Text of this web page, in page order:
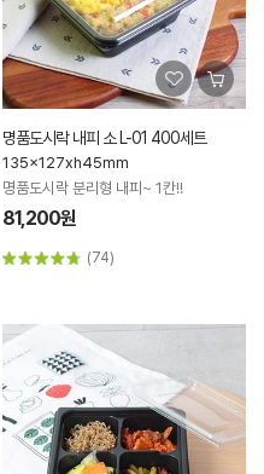
명품도시락 내피 소 L-01 400세트
135x127xh45mm
명품도시락 분리형 내피~ 1칸!!
81,200원
(74)